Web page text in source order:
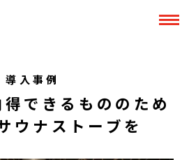
導入事例
できるもののため
ウナストーブを